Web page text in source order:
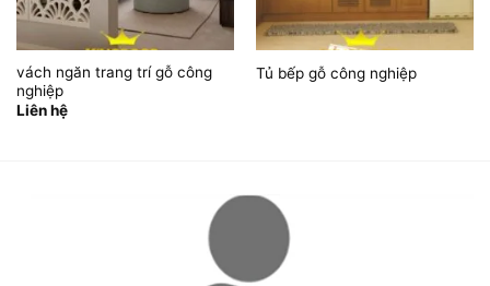
vách ngăn trang trí gỗ công
nghiệp
Liên hệ
Tủ bếp gỗ công nghiệp